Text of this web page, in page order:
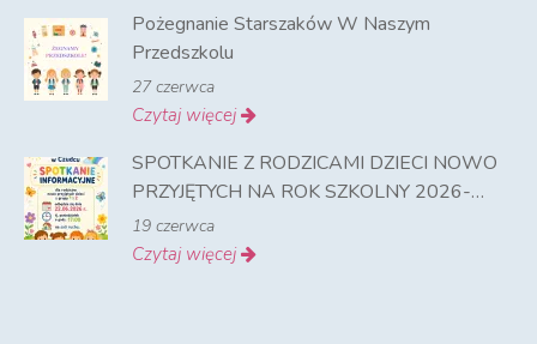
Pożegnanie Starszaków W Naszym
Przedszkolu
27 czerwca
Czytaj więcej
SPOTKANIE Z RODZICAMI DZIECI NOWO
PRZYJĘTYCH NA ROK SZKOLNY 2026-
2027
19 czerwca
Czytaj więcej